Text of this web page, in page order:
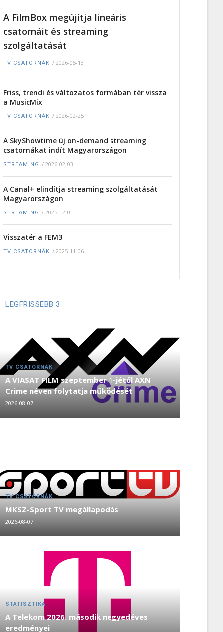
A FilmBox megújítja lineáris
csatornáit és streaming
szolgáltatását
TV CSATORNÁK / 2026-05-13
Friss, trendi és változatos formában tér vissza
a MusicMix
TV CSATORNÁK / 2026-02-25
A SkyShowtime új on-demand streaming
csatornákat indít Magyarországon
STREAMING / 2026-02-03
A Canal+ elindítja streaming szolgáltatását
Magyarországon
STREAMING / 2025-12-01
Visszatér a FEM3
TV CSATORNÁK / 2025-11-06
LEGFRISSEBB 3
TV CSATORNÁK
A VIASAT FILM szeptember 1-jétől AXN
Crime néven folytatja működését
2026-08-07
TV CSATORNÁK
MKSZ-Sport TV megállapodás
2026-08-07
STATISZTIKA
A Telekom 2026. második negyedéves
eredményei